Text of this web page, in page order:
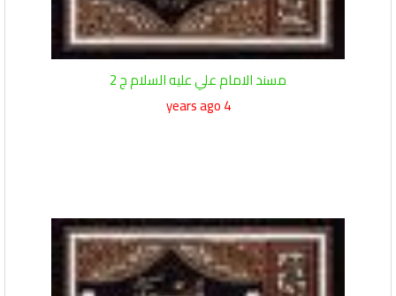
مسند الامام علي عليه السلام ج 2
4 years ago